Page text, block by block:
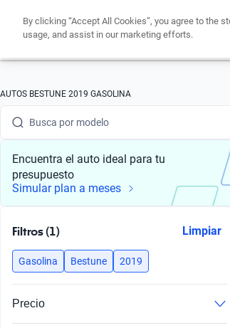
AUTOS BESTUNE 2019 GASOLINA
Busca por marca
Busca por modelo
Busca por versión
Busca por año
Busca por modelo
Busca por año
Encuentra el auto ideal para tu
presupuesto
Simular plan a meses
Filtros (1) Limpiar
Gasolina Bestune 2019
Precio
By clicking “Accept All Cookies”, you agree to the
usage, and assist in our marketing efforts.